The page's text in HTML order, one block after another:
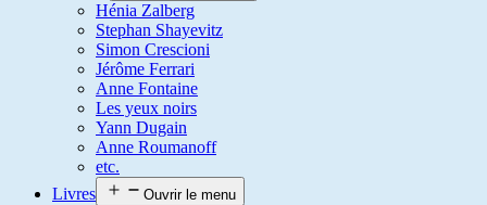
Hénia Zalberg
Stephan Shayevitz
Simon Crescioni
Jérôme Ferrari
Anne Fontaine
Les yeux noirs
Yann Dugain
Anne Roumanoff
etc.
Livres
Ouvrir le menu